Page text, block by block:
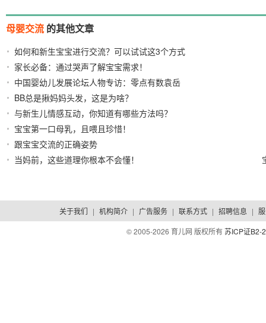
母婴交流 的其他文章
如何和新生宝宝进行交流？可以试试这3个方式
2021/05/21
家长必备：通过哭声了解宝宝需求！
中国婴幼儿发展论坛人物专访：零点有数袁岳
2019/12/20
BB总是揪妈妈头发，这是为啥？
与新生儿情感互动，你知道有哪些方法吗？
宝宝第一口母乳，且喂且珍惜！
跟宝宝交流的正确姿势
当妈前，这些道理你根本不会懂！
关于我们 | 机构简介 | 广告服务 | 联系方式 | 招聘信息 |
© 2005-2026 育儿网 版权所有苏ICP证B2-